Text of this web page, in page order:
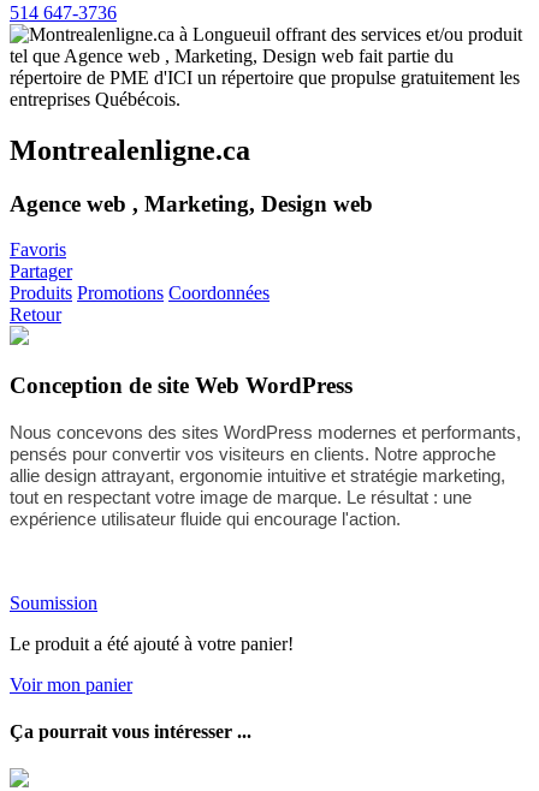
514 647-3736
Montrealenligne.ca
Agence web , Marketing, Design web
Favoris
Partager
Produits Promotions Coordonnées
Retour
Conception de site Web WordPress
Nous concevons des sites WordPress modernes et performants,
pensés pour convertir vos visiteurs en clients. Notre approche
allie design attrayant, ergonomie intuitive et stratégie marketing,
tout en respectant votre image de marque. Le résultat : une
expérience utilisateur fluide qui encourage l'action.
Soumission
Le produit a été ajouté à votre panier!
Voir mon panier
Ça pourrait vous intéresser ...